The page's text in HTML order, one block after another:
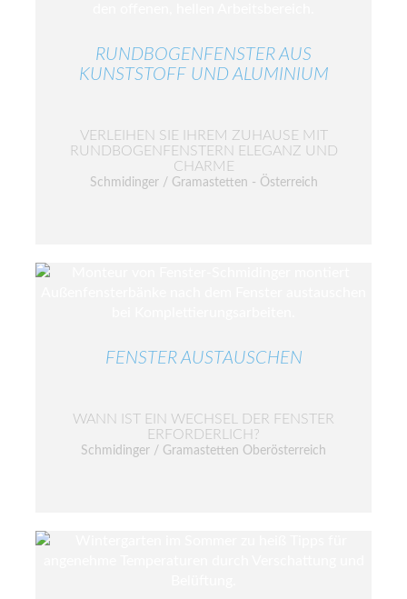
RUNDBOGENFENSTER AUS
KUNSTSTOFF UND ALUMINIUM
VERLEIHEN SIE IHREM ZUHAUSE MIT
RUNDBOGENFENSTERN ELEGANZ UND
CHARME
Schmidinger / Gramastetten - Österreich
FENSTER AUSTAUSCHEN
WANN IST EIN WECHSEL DER FENSTER
ERFORDERLICH?
Schmidinger / Gramastetten Oberösterreich